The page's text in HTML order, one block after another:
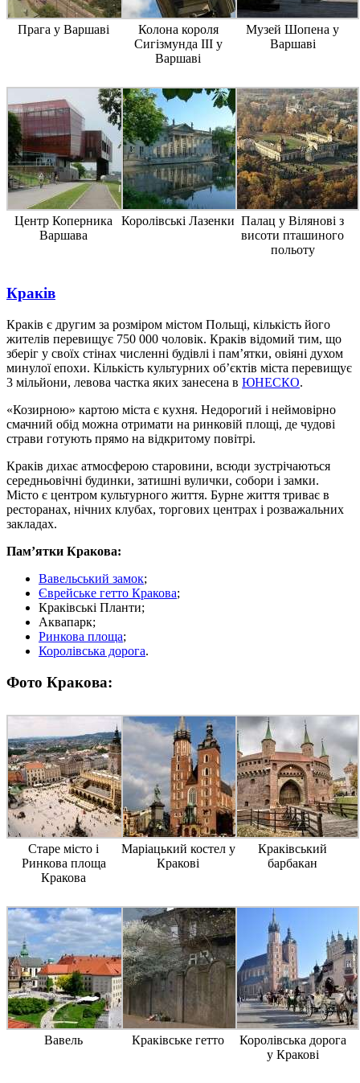
Прага у Варшаві
Колона короля
Сигізмунда III у
Варшаві
Музей Шопена у
Варшаві
Центр Коперника
Варшава
Королівські Лазенки Палац у Вілянові з
висоти пташиного
польоту
Краків
Краків є другим за розміром містом Польщі, кількість його
жителів перевищує 750 000 чоловік. Краків відомий тим, що
зберіг у своїх стінах численні будівлі і пам’ятки, овіяні духом
минулої епохи. Кількість культурних об’єктів міста перевищує
3 мільйони, левова частка яких занесена в ЮНЕСКО.
«Козирною» картою міста є кухня. Недорогий і неймовірно
смачний обід можна отримати на ринковій площі, де чудові
страви готують прямо на відкритому повітрі.
Краків дихає атмосферою старовини, всюди зустрічаються
середньовічні будинки, затишні вулички, собори і замки.
Місто є центром культурного життя. Бурне життя триває в
ресторанах, нічних клубах, торгових центрах і розважальних
закладах.
Пам’ятки Кракова:
Вавельський замок;
Єврейське гетто Кракова;
Краківські Планти;
Аквапарк;
Ринкова площа;
Королівська дорога.
Фото Кракова:
Старе місто і
Ринкова площа
Кракова
Маріацький костел у
Кракові
Краківський
барбакан
Вавель Краківське гетто
Королівська дорога
у Кракові